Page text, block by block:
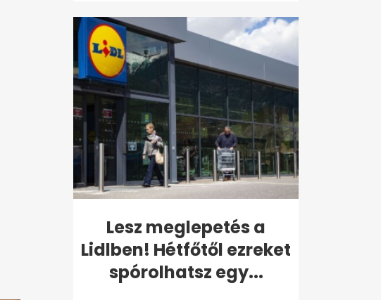
Lesz meglepetés a
Lidlben! Hétfőtől ezreket
spórolhatsz egy...